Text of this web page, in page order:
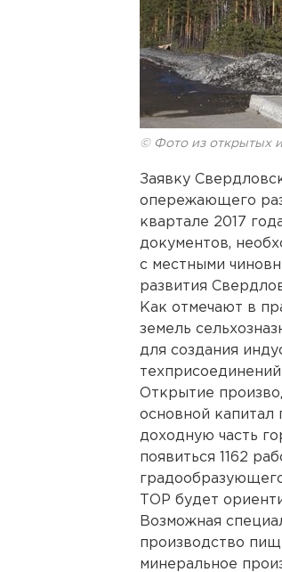
© Фото из открытых
Заявку
опережающего
квартале 2017
документов,
с местными
развития
Как отмечают в
земель
для создания
Открытие
основной капитал
доходную часть
появиться 1162
ТОР будет
Возможная
производство
минеральное